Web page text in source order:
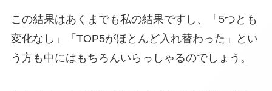
この結果はあくまでも私の結果ですし、「5つとも
変化なし」「TOP5がほとんど入れ替わった」とい
う方も中にはもちろんいらっしゃるのでしょう。